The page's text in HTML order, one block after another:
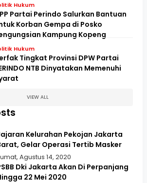
Hukum
Partai Perindo Salurkan Bantuan
Korban Gempa di Posko
Kampung Kopeng
Hukum
Tingkat Provinsi DPW Partai
NTB Dinyatakan Memenuhi
VIEW ALL
Kelurahan Pekojan Jakarta
Gelar Operasi Tertib Masker
Agustus 14, 2020
Dki Jakarta Akan Di Perpanjang
22 Mei 2020